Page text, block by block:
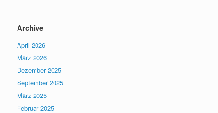
Archive
April 2026
März 2026
Dezember 2025
September 2025
März 2025
Februar 2025